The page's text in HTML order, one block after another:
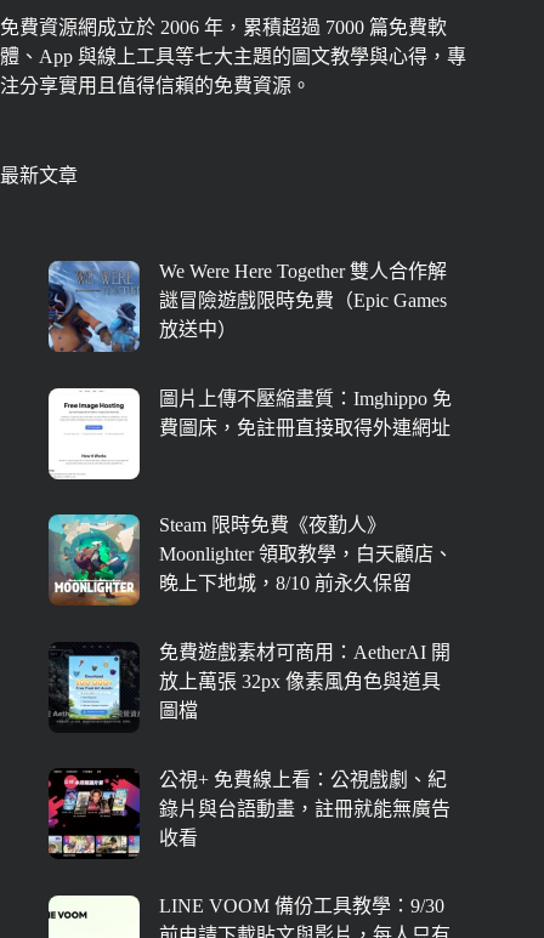
免費資源網成立於 2006 年，累積超過 7000 篇免費軟
體、App 與線上工具等七大主題的圖文教學與心得，專
注分享實用且值得信賴的免費資源。
最新文章
We Were Here Together 雙人合作解
謎冒險遊戲限時免費（Epic Games
放送中）
圖片上傳不壓縮畫質：Imghippo 免
費圖床，免註冊直接取得外連網址
Steam 限時免費《夜勤人》
Moonlighter 領取教學，白天顧店、
晚上下地城，8/10 前永久保留
免費遊戲素材可商用：AetherAI 開
放上萬張 32px 像素風角色與道具
圖檔
公視+ 免費線上看：公視戲劇、紀
錄片與台語動畫，註冊就能無廣告
收看
LINE VOOM 備份工具教學：9/30